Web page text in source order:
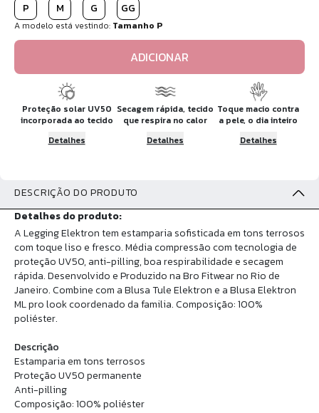
P M G GG
A modelo está vestindo: Tamanho P
ADICIONAR
Proteção solar UV50
incorporada ao tecido
Detalhes
Secagem rápida, tecido
que respira no calor
Detalhes
Toque macio contra
a pele, o dia inteiro
Detalhes
DESCRIÇÃO DO PRODUTO
Detalhes do produto:
A Legging Elektron tem estamparia sofisticada em tons terrosos
com toque liso e fresco. Média compressão com tecnologia de
proteção UV50, anti-pilling, boa respirabilidade e secagem
rápida. Desenvolvido e Produzido na Bro Fitwear no Rio de
Janeiro. Combine com a Blusa Tule Elektron e a Blusa Elektron
ML pro look coordenado da familia. Composição: 100%
poliéster.
Descrição
Estamparia em tons terrosos
Proteção UV50 permanente
Anti-pilling
Composição: 100% poliéster